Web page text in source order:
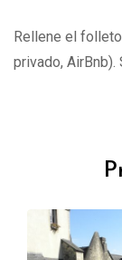
Rellene el
privado, AirBnb).